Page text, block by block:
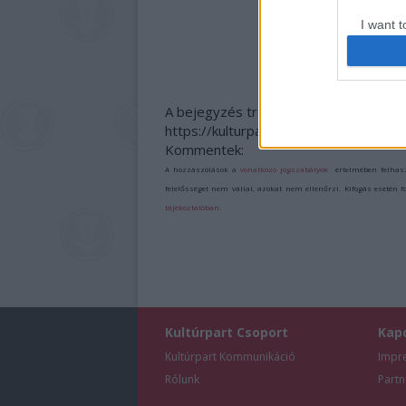
I want
web
I want
SZÍNHÁZRÓL
A bejegyzés trackback címe:
https://kulturpart.hu/api/trackback/id/
Kommentek:
A hozzászólások avonatkozó jogszabályok értelmében
felelősséget nem vállal, azokat nem ellenőrzi. Kifogás esetén
tájékoztatóban
Kultúrpart Csoport
Kultúrpart Kommunikáció
Rólunk